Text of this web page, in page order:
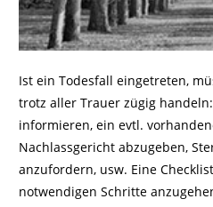
Ist ein Todesfall eingetreten,
trotz aller Trauer zügig
informieren, ein evtl.
Nachlassgericht abzugeben,
anzufordern, usw. Eine
notwendigen Schritte